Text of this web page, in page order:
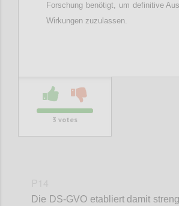
Forschung benötigt, um definitive
Wirkungen zuzulassen.
3 votes
Die DS-GVO etabliert damit